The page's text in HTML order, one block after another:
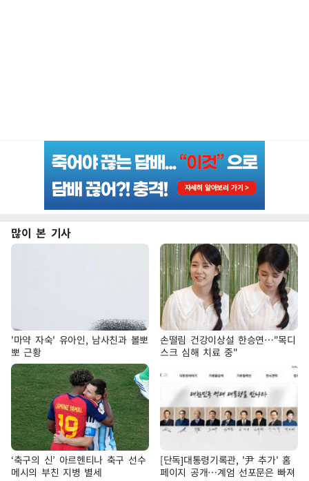
많이 본 기사
'마약 자숙' 유아인, 남사친과 볼뽀
뽀 근황
손떨림 건강이상설 한승연…"목디
스크 심해 치료 중"
‘축구의 신’ 아르헨티나 축구 선수
메시의 부친 지병 별세
[단독]대통령기록관, '尹 추가' 홈
페이지 공개…계엄 선포문은 빠져